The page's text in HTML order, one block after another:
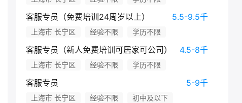
客服专员（免费培训24周岁以上） 5.5-9.5千
上海市 长宁区 经验不限 学历不限
客服专员（新人免费培训可居家可公司） 4.5-8千
上海市 长宁区 经验不限 学历不限
客服专员 5-9千
上海市 长宁区 经验不限 初中及以下